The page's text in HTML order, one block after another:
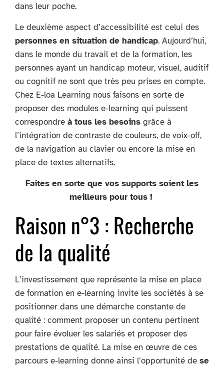
dans leur poche.
Le deuxième aspect d’accessibilité est celui des
personnes en situation de handicap. Aujourd’hui,
dans le monde du travail et de la formation, les
personnes ayant un handicap moteur, visuel, auditif
ou cognitif ne sont que très peu prises en compte.
Chez E-loa Learning nous faisons en sorte de
proposer des modules e-learning qui puissent
correspondre à tous les besoins grâce à
l’intégration de contraste de couleurs, de voix-off,
de la navigation au clavier ou encore la mise en
place de textes alternatifs.
Faites en sorte que vos supports soient les
meilleurs pour tous !
Raison n°3 : Recherche
de la qualité
L’investissement que représente la mise en place
de formation en e-learning invite les sociétés à se
positionner dans une démarche constante de
qualité : comment proposer un contenu pertinent
pour faire évoluer les salariés et proposer des
prestations de qualité. La mise en œuvre de ces
parcours e-learning donne ainsi l’opportunité de se